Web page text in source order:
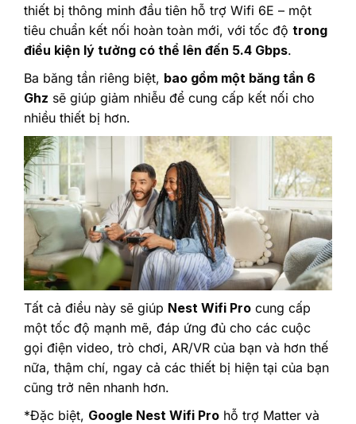
thiết bị thông minh đầu tiên hỗ trợ Wifi 6E – một
tiêu chuẩn kết nối hoàn toàn mới, với tốc độ trong
điều kiện lý tưởng có thể lên đến 5.4 Gbps.
Ba băng tần riêng biệt, bao gồm một băng tần 6
Ghz sẽ giúp giảm nhiễu để cung cấp kết nối cho
nhiều thiết bị hơn.
Tất cả điều này sẽ giúp Nest Wifi Pro cung cấp
một tốc độ mạnh mẽ, đáp ứng đủ cho các cuộc
gọi điện video, trò chơi, AR/VR của bạn và hơn thế
nữa, thậm chí, ngay cả các thiết bị hiện tại của bạn
cũng trở nên nhanh hơn.
*Đặc biệt, Google Nest Wifi Pro hỗ trợ Matter và